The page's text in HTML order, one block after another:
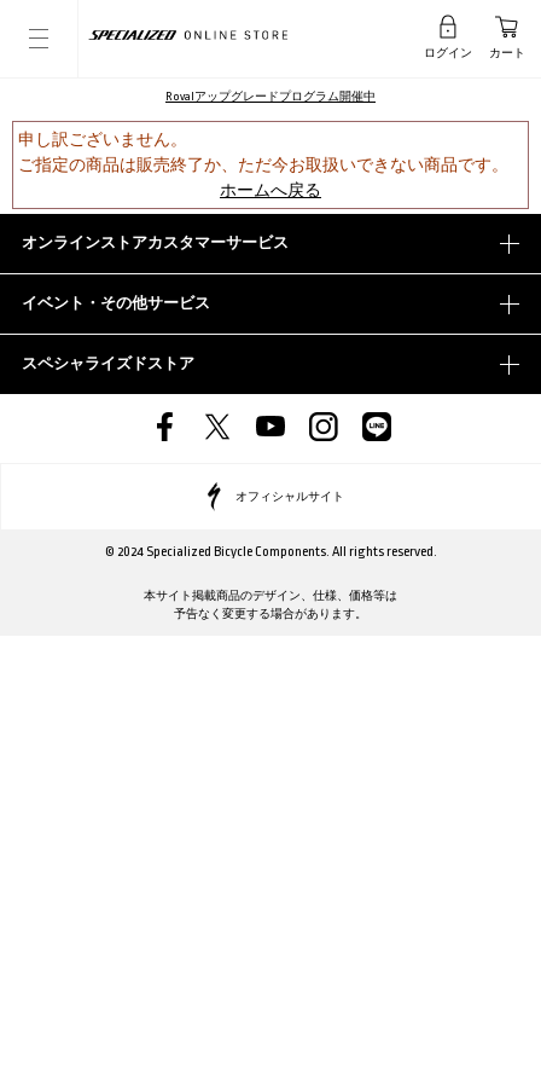
ログイン カート
Rovalアップグレードプログラム開催中
申し訳ございません。
ご指定の商品は販売終了か、ただ今お取扱いできない商品です。
ホームへ戻る
オンラインストアカスタマーサービス
イベント・その他サービス
スペシャライズドストア
オフィシャルサイト
© 2024 Specialized Bicycle Components. All rights reserved.
本サイト掲載商品のデザイン、仕様、価格等は
予告なく変更する場合があります。